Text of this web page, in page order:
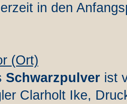
in den
(Ort)
Schwarzpulver ist
Clarholt Ike,